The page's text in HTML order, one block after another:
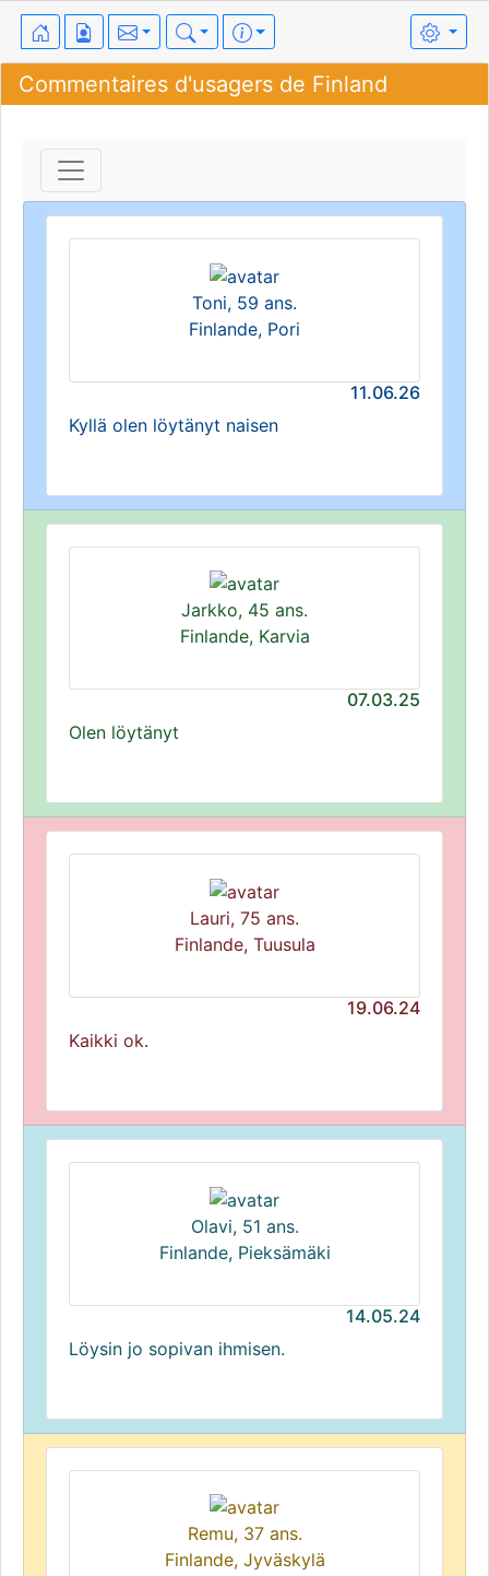
Commentaires d'usagers de Finland
Toni, 59 ans.
Finlande, Pori
11.06.26
Kyllä olen löytänyt naisen
Jarkko, 45 ans.
Finlande, Karvia
07.03.25
Olen löytänyt
Lauri, 75 ans.
Finlande, Tuusula
19.06.24
Kaikki ok.
Olavi, 51 ans.
Finlande, Pieksämäki
14.05.24
Löysin jo sopivan ihmisen.
Remu, 37 ans.
Finlande, Jyväskylä